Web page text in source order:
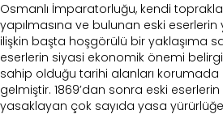
Osmanlı İmparatorluğu, kendi
yapılmasına ve bulunan eski eserlerin
ilişkin başta hoşgörülü bir yaklaşıma
eserlerin siyasi ekonomik önemi
sahip olduğu tarihi alanları
gelmiştir. 1869’dan sonra eski eserlerin
yasaklayan çok sayıda yasa yürürlüğe